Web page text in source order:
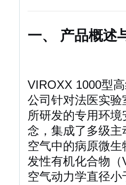
一、 产品概述
VIROXX 1000型
公司针对法医实
所研发的专用环
念，集成了多级
空气中的病原微
发性有机化合物
空气动力学直径